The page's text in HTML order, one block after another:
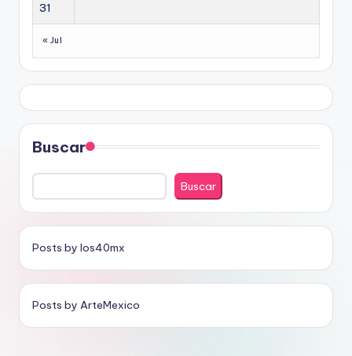
31
« Jul
Buscar
Buscar
Posts by los40mx
Posts by ArteMexico